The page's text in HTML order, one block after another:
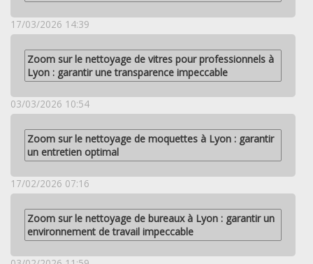
17/03/2026 14:39
Zoom sur le nettoyage de vitres pour professionnels à
Lyon : garantir une transparence impeccable
03/03/2026 10:54
Zoom sur le nettoyage de moquettes à Lyon : garantir
un entretien optimal
17/02/2026 07:16
Zoom sur le nettoyage de bureaux à Lyon : garantir un
environnement de travail impeccable